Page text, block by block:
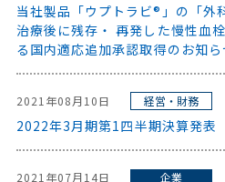
当社製品「ウプトラビ®」の「外
治療後に残存・ 再発した慢性血
る国内適応追加承認取得のお知ら
2021年08月10日 経営・財務
2022年3月期第1四半期決算発表
2021年07月14日 企業